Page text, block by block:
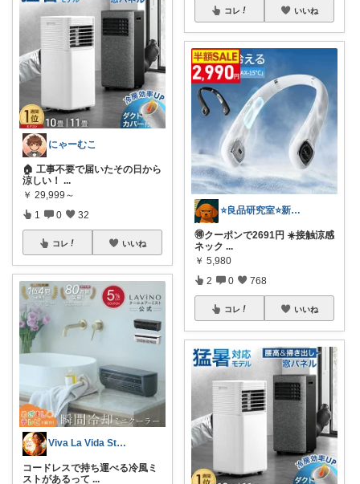
にゃーむこ
🏠 工事不要で届いたその日から
涼しい！ ...
￥ 29,999～
1 0 32
コレ いいね
Viva La Vida Studio
コードレスで持ち運べる冷風ミ
ストがあるって ...
コレ いいね
⭐良品研究室⭐新潟県民のオススメ🍙お米
🉐クーポンで2691円 ☀️接触涼感
ネック ...
￥ 5,980
2 0 768
コレ いいね